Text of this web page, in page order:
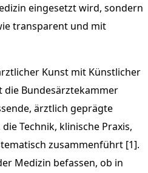
eingesetzt wird, sondern
transparent und mit
Kunst mit Künstlicher
die Bundesärztekammer
ärztlich geprägte
Technik, klinische Praxis,
zusammenführt [1].
Medizin befassen, ob in